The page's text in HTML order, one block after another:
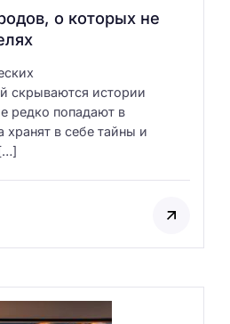
о которых не
скрываются истории
редко попадают в
хранят в себе тайны и